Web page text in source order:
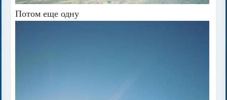
Потом еще одну